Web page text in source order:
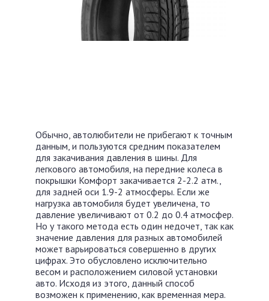
Обычно, автолюбители не прибегают к точным
данным, и пользуются средним показателем
для закачивания давления в шины. Для
легкового автомобиля, на передние колеса в
покрышки Комфорт закачивается 2-2.2 атм.,
для задней оси 1.9-2 атмосферы. Если же
нагрузка автомобиля будет увеличена, то
давление увеличивают от 0.2 до 0.4 атмосфер.
Но у такого метода есть один недочет, так как
значение давления для разных автомобилей
может варьироваться совершенно в других
цифрах. Это обусловлено исключительно
весом и расположением силовой установки
авто. Исходя из этого, данный способ
возможен к применению, как временная мера.